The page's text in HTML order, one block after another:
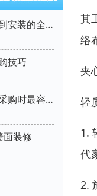
竹木纤维集成墙板选购逻辑：从材质到安装的全流程考量
技巧
竹木纤维墙板安装后开裂？这个细节采购时最容易忽略
面装修
其
络
夹
轻
1.
代
2.